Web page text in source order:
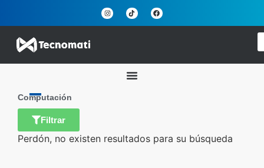
Computación
Filtrar
Perdón, no existen resultados para su búsqueda